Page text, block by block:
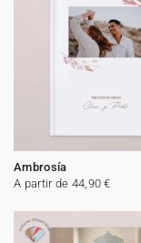
Ambrosía
A partir de 44,90 €